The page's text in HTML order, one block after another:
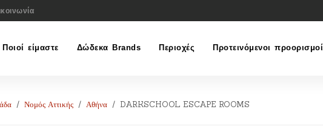
Ποιοί είμαστε Δώδεκα Brands Περιοχές Προτεινόμενοι προορισμοί
Νομός Αττικής Αθήνα DARKSCHOOL ESCAPE ROOMS